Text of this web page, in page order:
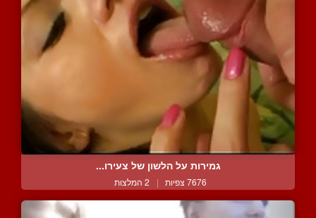
גמירות על הלשון של צעירו...
7676 צפיות | 2 המלצות